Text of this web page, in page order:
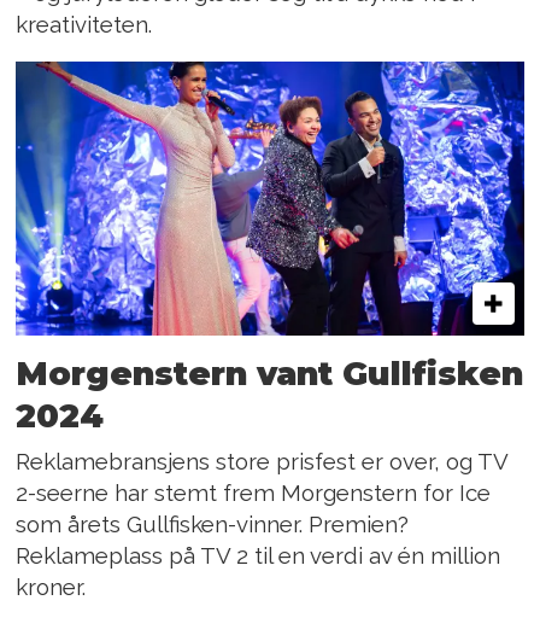
kreativiteten.
Morgenstern vant Gullfisken
2024
Reklamebransjens store prisfest er over, og TV
2-seerne har stemt frem Morgenstern for Ice
som årets Gullfisken-vinner. Premien?
Reklameplass på TV 2 til en verdi av én million
kroner.